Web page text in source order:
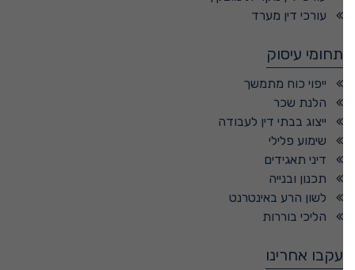
עורכי דין מערד
תחומי עיסוק
ייפוי כוח מתמשך
הלנת שכר
ייצוג בבתי דין לעבודה
שימוע פלילי
דיני תאגידים
תכנון ובנייה
לשון הרע באינטרנט
הליכי בוררות
עקבו אחרינו